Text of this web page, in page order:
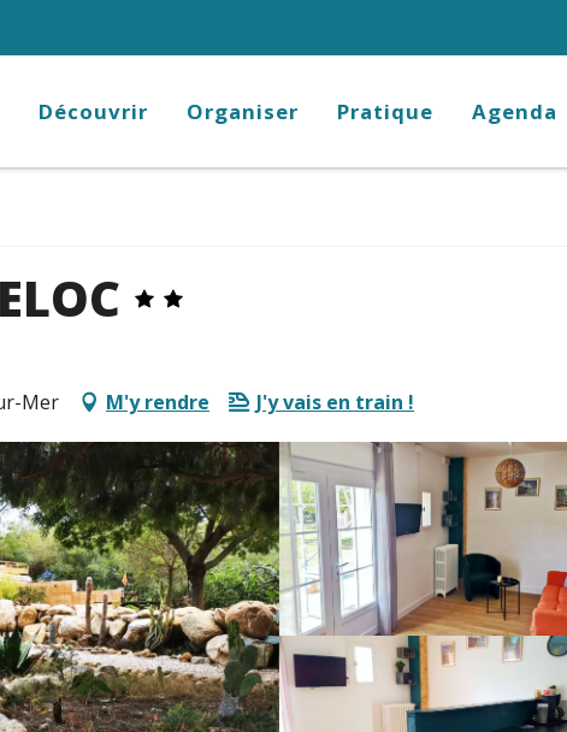
Découvrir Organiser Pratique Agenda
Mer M'y rendre J'y vais en train !